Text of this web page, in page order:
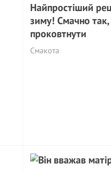
Найпростіший
зиму! Смачно
проковтнути
Смакота